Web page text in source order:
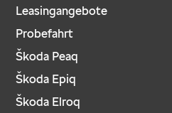
Leasingangebote
Probefahrt
Škoda Peaq
Škoda Epiq
Škoda Elroq